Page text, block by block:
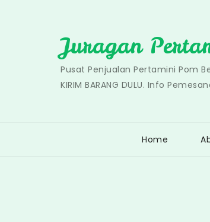
Juragan
Pusat Penjualan Pertamini Pom
KIRIM BARANG DULU. Info
Home